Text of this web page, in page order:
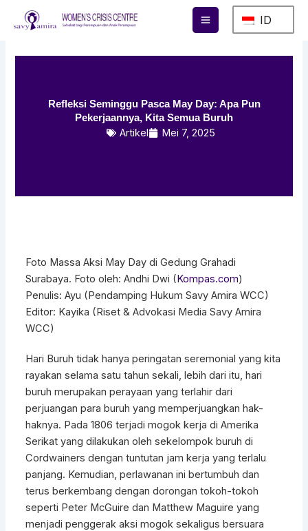
Lewati
ID
Refleksi Seminggu Pasca May Day: Apa Pun
Pekerjaannya, Kita Semua Buruh
Artikel Mei 7, 2025
Foto Massa Aksi May Day di Gedung Grahadi
Surabaya. Foto oleh: Andhi Dwi (Kompas.com)
Penulis: Ayu (Pendamping Hukum Savy Amira WCC)
Editor: Kayika (Riset & Advokasi Media Savy Amira
WCC)
Hari Buruh tidak hanya peringatan seremonial yang kita
rayakan selama satu tahun sekali, lebih dari itu, hari
buruh merupakan perayaan yang terlahir dari
perjuangan para buruh yang memperjuangkan hak-
haknya. Pada 1806 terjadi mogok kerja di Amerika
Serikat yang dilakukan oleh sekelompok buruh di
Cordwainers dengan tuntutan jam kerja yang terlalu
panjang. Kemudian, perlawanan ini bertumbuh dan
terus berkembang dengan dorongan tokoh-tokoh
seperti Peter McGuire dan Matthew Maguire yang
menjadi penggerak aksi mogok sekaligus bersuara